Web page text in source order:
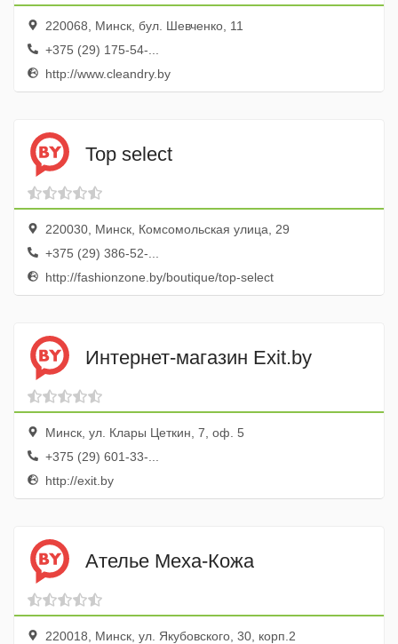
220068, Минск, бул. Шевченко, 11
+375 (29) 175-54-...
http://www.cleandry.by
Top select
220030, Минск, Комсомольская улица, 29
+375 (29) 386-52-...
http://fashionzone.by/boutique/top-select
Интернет-магазин Exit.by
Минск, ул. Клары Цеткин, 7, оф. 5
+375 (29) 601-33-...
http://exit.by
Ателье Меха-Кожа
220018, Минск, ул. Якубовского, 30, корп.2